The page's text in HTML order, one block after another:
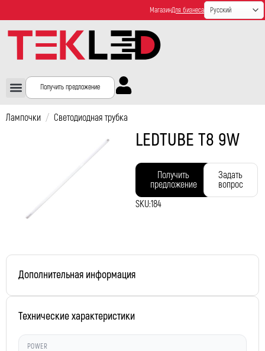
МагазинДля бизнеса
Получить предложение
Лампочки / Светодиодная трубка
LEDTUBE T8 9W
Получить
предложение
Задать
вопрос
SKU:184
Дополнительная информация
Технические характеристики
POWER